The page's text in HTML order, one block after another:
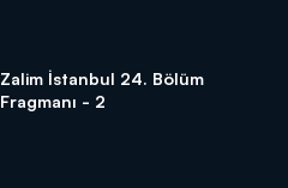
Zalim İstanbul 24. Bölüm
Fragmanı - 2